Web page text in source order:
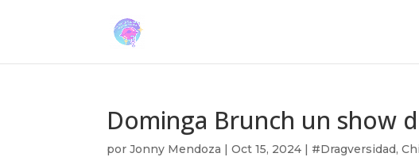
Dominga Brunch un show
porJonny Mendoza |Oct 15, 2024 | #Dragversidad,